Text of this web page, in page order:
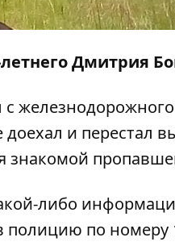
Дмитрия
и перестал
знакомой
либо
полицию по номеру